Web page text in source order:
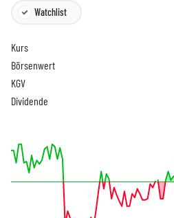
Watchlist
Kurs
Börsenwert
KGV
Dividende